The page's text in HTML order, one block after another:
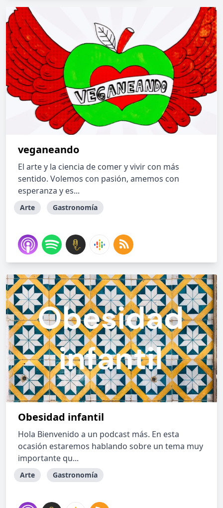
veganeando
El arte y la ciencia de comer y vivir con más
sentido. Volemos con pasión, amemos con
esperanza y es...
Arte Gastronomía
Obesidad infantil
Hola Bienvenido a un podcast más. En esta
ocasión estaremos hablando sobre un tema muy
importante qu...
Arte Gastronomía